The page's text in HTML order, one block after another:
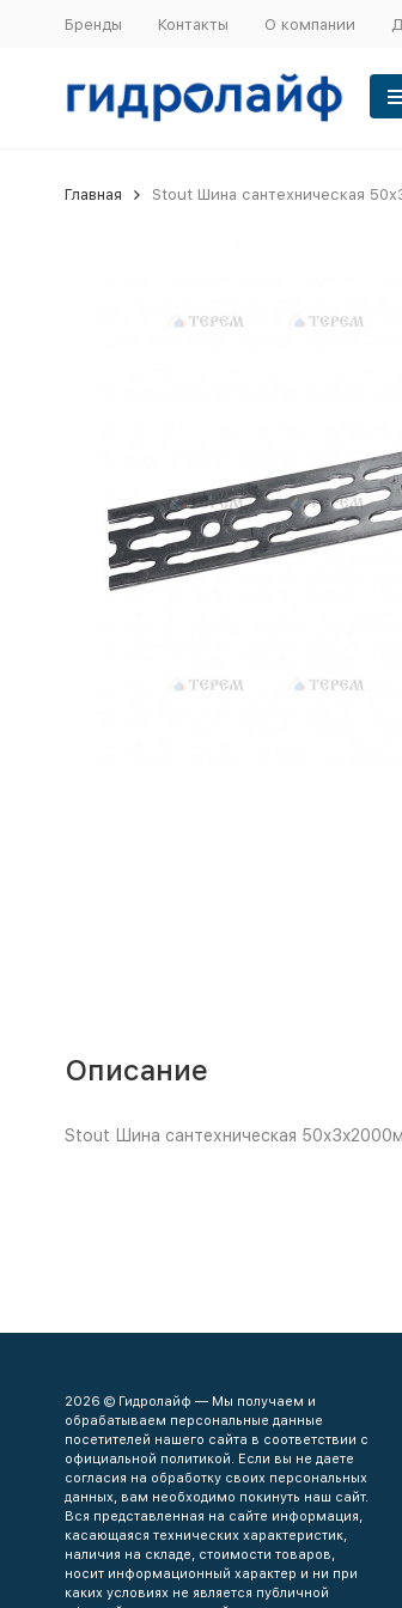
Бренды Контакты О компании
Главная Stout Шина сантехническая
Описание
Stout Шина сантехническая
2026 © Гидролайф — Мы получаем и
обрабатываем персональные данные
посетителей нашего сайта в соответствии с
официальной политикой. Если вы не даете
согласия на обработку своих персональных
данных, вам необходимо покинуть наш сайт.
Вся представленная на сайте информация,
касающаяся технических характеристик,
наличия на складе, стоимости товаров,
носит информационный характер и ни при
каких условиях не является публичной